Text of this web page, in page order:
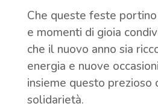
Che queste feste
e momenti di gioia
che il nuovo anno sia
energia e nuove
insieme questo prezioso
solidarietà.